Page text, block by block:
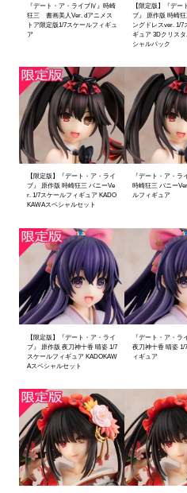
『デート・ア・ライブⅣ』時崎
狂三 書画美人Ver. dアニメス
トア限定版1/7スケールフィギュ
ア
【限定版】『デー
ブ』 原作版 時崎
ングドレスver. 1/7
ギュア 3Dクリス
シャルパック
【限定版】『デート・ア・ライ
ブ』 原作版 時崎狂三 バニーVe
r. 1/7スケールフィギュア KADO
KAWAスペシャルセット
『デート・ア・ラ
時崎狂三 バニー
ルフィギュア
【限定版】『デート・ア・ライ
ブ』 原作版 夜刀神十香 晴姿 1/7
スケールフィギュア KADOKAW
Aスペシャルセット
『デート・ア・ラ
夜刀神十香 晴姿 1/
ィギュア